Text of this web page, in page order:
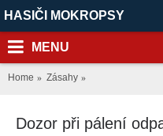
HASIČI MOKROPSY
MENU
Home Zásahy